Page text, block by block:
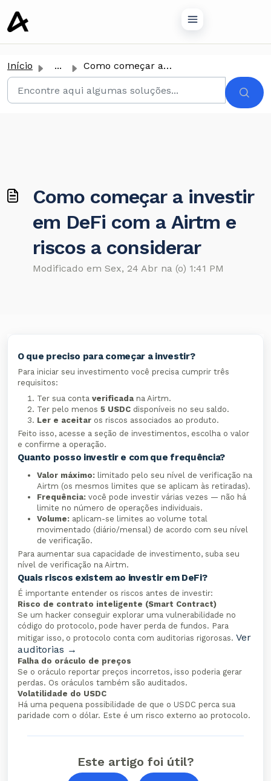
principal
Início ... Como começar a investir em DeFi com a Airtm e riscos a co...
Como começar a investir
em DeFi com a Airtm e
riscos a considerar
Modificado em Sex, 24 Abr na (o) 1:41 PM
O que preciso para começar a investir?
Para iniciar seu investimento você precisa cumprir três
requisitos:
Ter sua conta verificada na Airtm.
Ter pelo menos 5 USDC disponíveis no seu saldo.
Ler e aceitar os riscos associados ao produto.
Feito isso, acesse a seção de investimentos, escolha o valor
e confirme a operação.
Quanto posso investir e com que frequência?
Valor máximo: limitado pelo seu nível de verificação na
Airtm (os mesmos limites que se aplicam às retiradas).
Frequência: você pode investir várias vezes — não há
limite no número de operações individuais.
Volume: aplicam-se limites ao volume total
movimentado (diário/mensal) de acordo com seu nível
de verificação.
Para aumentar sua capacidade de investimento, suba seu
nível de verificação na Airtm.
Quais riscos existem ao investir em DeFi?
É importante entender os riscos antes de investir:
Risco de contrato inteligente (Smart Contract)
Se um hacker conseguir explorar uma vulnerabilidade no
código do protocolo, pode haver perda de fundos. Para
mitigar isso, o protocolo conta com auditorias rigorosas. Ver
auditorias →
Falha do oráculo de preços
Se o oráculo reportar preços incorretos, isso poderia gerar
perdas. Os oráculos também são auditados.
Volatilidade do USDC
Há uma pequena possibilidade de que o USDC perca sua
paridade com o dólar. Este é um risco externo ao protocolo.
Este artigo foi útil?